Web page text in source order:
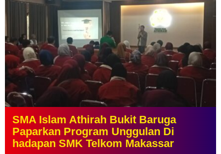
SMA Islam Athirah Bukit Baruga
Paparkan Program Unggulan Di
hadapan SMK Telkom Makassar